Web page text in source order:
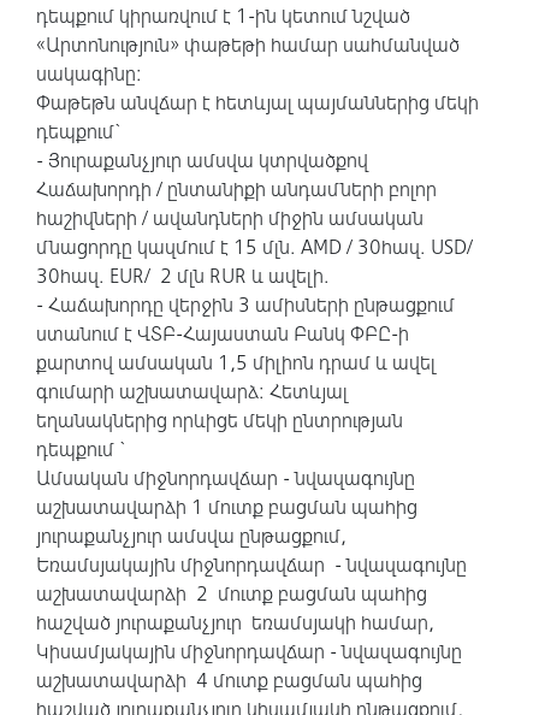
դեպքում կիրառվում է 1-ին կետում նշված
«Արտոնություն» փաթեթի համար սահմանված
սակագինը:
Փաթեթն անվճար է հետևյալ պայմաններից մեկի
դեպքում`
- Յուրաքանչյուր ամսվա կտրվածքով
Հաճախորդի / ընտանիքի անդամների բոլոր
հաշիվների / ավանդների միջին ամսական
մնացորդը կազմում է 15 մլն. AMD / 30հազ. USD/
30հազ. EUR/ 2 մլն RUR և ավելի.
- Հաճախորդը վերջին 3 ամիսների ընթացքում
ստանում է ՎՏԲ-Հայաստան Բանկ ՓԲԸ-ի
քարտով ամսական 1,5 միլիոն դրամ և ավել
գումարի աշխատավարձ: Հետևյալ
եղանակներից որևիցե մեկի ընտրության
դեպքում `
Ամսական միջնորդավճար - նվազագույնը
աշխատավարձի 1 մուտք բացման պահից
յուրաքանչյուր ամսվա ընթացքում,
Եռամսյակային միջնորդավճար - նվազագույնը
աշխատավարձի 2 մուտք բացման պահից
հաշված յուրաքանչյուր եռամսյակի համար,
Կիսամյակային միջնորդավճար - նվազագույնը
աշխատավարձի 4 մուտք բացման պահից
հաշված յուրաքանչյուր կիսամյակի ընթացքում,